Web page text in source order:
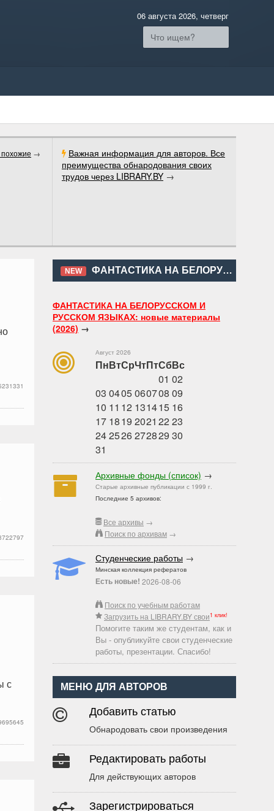
06 августа 2026, четверг
Важная информация для авторов. Все
преимущества обнародования своих
трудов через LIBRARY.BY →
→
NEW ФАНТАСТИКА НА БЕЛОРУССКОМ И РУССКОМ ЯЗЫКАХ
ФАНТАСТИКА НА БЕЛОРУССКОМ И
РУССКОМ ЯЗЫКАХ: новые материалы
(2026) →
Август 2026
ПнВтСрЧтПтСбВс
01 02
03 0405060708 09
10 11 12 131415 16
17 1819 2021 22 23
242526272829 30
31
Архивные фонды (список) →
Старые архивные публикации с 1999 г.
Последние 5 архивов:
Все архивы →
Поиск по архивам →
Студенческие работы →
Минская коллекция рефератов
Есть новые! 2026-08-06
Поиск по учебным работам
Загрузить на LIBRARY.BY свои1 клик!
Помогите таким же студентам, как и
Вы - опубликуйте свои студенческие
работы, презентации. Спасибо!
МЕНЮ ДЛЯ АВТОРОВ
Добавить статью
Обнародовать свои произведения
Редактировать работы
Для действующих авторов
Зарегистрироваться
с